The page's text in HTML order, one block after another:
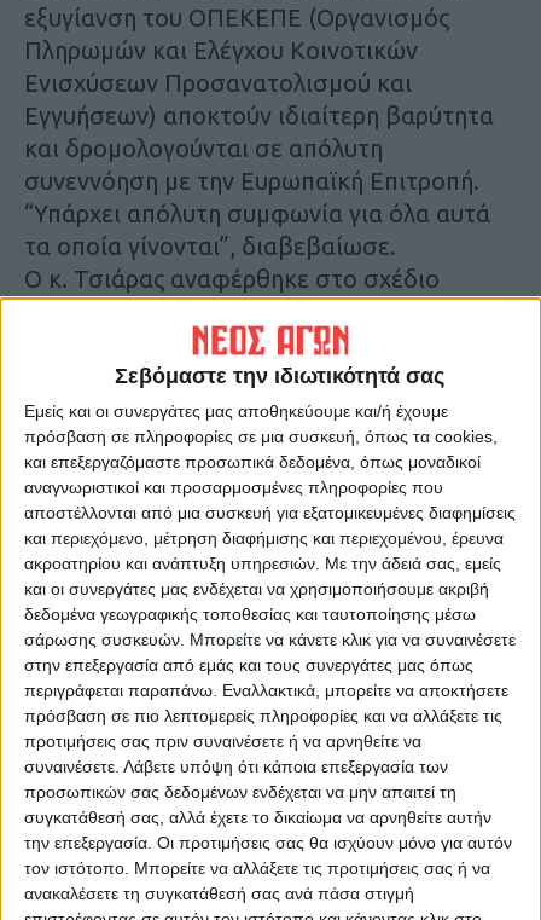
Σεβόμαστε την ιδιωτικότητά σας
Εμείς και οι συνεργάτες μας αποθηκεύουμε και/ή έχουμε
πρόσβαση σε πληροφορίες σε μια συσκευή, όπως τα cookies,
και επεξεργαζόμαστε προσωπικά δεδομένα, όπως μοναδικοί
αναγνωριστικοί και προσαρμοσμένες πληροφορίες που
αποστέλλονται από μια συσκευή για εξατομικευμένες διαφημίσεις
και περιεχόμενο, μέτρηση διαφήμισης και περιεχομένου, έρευνα
ακροατηρίου και ανάπτυξη υπηρεσιών. Με την άδειά σας, εμείς
και οι συνεργάτες μας ενδέχεται να χρησιμοποιήσουμε ακριβή
δεδομένα γεωγραφικής τοποθεσίας και ταυτοποίησης μέσω
σάρωσης συσκευών. Μπορείτε να κάνετε κλικ για να συναινέσετε
στην επεξεργασία από εμάς και τους συνεργάτες μας όπως
περιγράφεται παραπάνω. Εναλλακτικά, μπορείτε να αποκτήσετε
πρόσβαση σε πιο λεπτομερείς πληροφορίες και να αλλάξετε τις
προτιμήσεις σας πριν συναινέσετε ή να αρνηθείτε να
συναινέσετε. Λάβετε υπόψη ότι κάποια επεξεργασία των
προσωπικών σας δεδομένων ενδέχεται να μην απαιτεί τη
συγκατάθεσή σας, αλλά έχετε το δικαίωμα να αρνηθείτε αυτήν
την επεξεργασία. Οι προτιμήσεις σας θα ισχύουν μόνο για αυτόν
τον ιστότοπο. Μπορείτε να αλλάξετε τις προτιμήσεις σας ή να
ανακαλέσετε τη συγκατάθεσή σας ανά πάσα στιγμή
εξυγίανση του ΟΠΕΚΕΠΕ (Οργανισμός
Πληρωμών και Ελέγχου Κοινοτικών
Ενισχύσεων Προσανατολισμού και
Εγγυήσεων) αποκτούν ιδιαίτερη βαρύτητα
και δρομολογούνται σε απόλυτη
συνεννόηση με την Ευρωπαϊκή Επιτροπή.
“Υπάρχει απόλυτη συμφωνία για όλα αυτά
τα οποία γίνονται”, διαβεβαίωσε.
Ο κ. Τσιάρας αναφέρθηκε στο σχέδιο
περασμένο Σεπτέμβριο, κατόπιν
συνεννόησης με την DG Agri,
προσδιορίζοντας πως στοχεύει στο να
θωρακιστεί ο ΟΠΕΚΕΠΕ ως προς τις
διαδικασίες ελέγχου και πληρωμών. Αυτή
ήταν μια αναγκαία συνθήκη ώστε να
αντιμετωπιστούν οι χρόνιες αδυναμίες που
είχαν οδηγήσει σε πρόστιμα κατά το
παρελθόν.
Παράλληλα, υπογράμμισε ότι στο
μεσοδιάστημα προέκυψαν νέα θέματα,
κυριότερο εκ των οποίων είναι η επικείμενη
ενσωμάτωση του ΟΠΕΚΕΠΕ στην ΑΑΔΕ
(Ανεξάρτητη Αρχή Δημοσίων Εσόδων). Στη
νέα διαδικασία, δίδεται έμφαση στη χρήση
του “ΑΤΑΚ” (Αριθμός Ταυτότητας Ακινήτου)
ως απαραίτητου στοιχείου για πληρωμές και